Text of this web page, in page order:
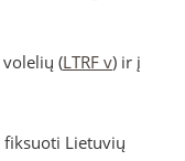
(LTRF v) ir į
Lietuvių